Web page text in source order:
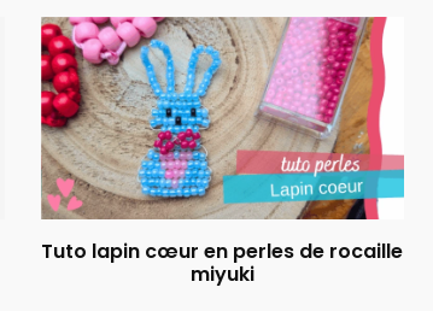
Tuto lapin cœur en perles de rocaille
miyuki